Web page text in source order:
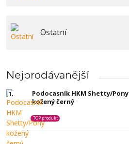
Ostatní
Nejprodávanější
1.
Podocasník HKM Shetty/Pony
kožený černý
TOP produkt